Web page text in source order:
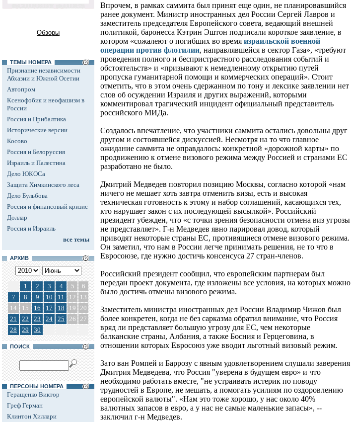
Обзоры
ТЕМЫ НОМЕРА
Признание независимости
Абхазии и Южной Осетии
Автопром
Ксенофобия и неофашизм в
России
Россия и Прибалтика
Исторические версии
Косово
Россия и Белоруссия
Израиль и Палестина
Дело ЮКОСа
Защита Химкинского леса
Дело Бульбова
Россия и финансовый кризис
Доллар
Россия и Израиль
все темы
АРХИВ
1 2 3 4 5
6
7
8 9 10 11 12
13
14
15 16 17 18 19 20
21
22 23 24 25 26 27
28
29 30
ПОИСК
ПЕРСОНЫ НОМЕРА
Геращенко Виктор
Греф Герман
Клинтон Хиллари
Впрочем, в рамках саммита был принят еще один, не планировавшийся
ранее документ. Министр иностранных дел России Сергей Лавров и
заместитель председателя Европейского совета, ведающий внешней
политикой, баронесса Кэтрин Эштон подписали короткое заявление, в
котором «сожалеют о погибших во время израильской военной
операции против флотилии, направлявшейся в сектор Газа», «требуют
проведения полного и беспристрастного расследования событий и
обстоятельств» и «призывают к немедленному открытию путей
пропуска гуманитарной помощи и коммерческих операций». Стоит
отметить, что в этом очень сдержанном по тону и лексике заявлении нет
слов об осуждении Израиля и других выражений, которыми
комментировал трагический инцидент официальный представитель
российского МИДа.
Создалось впечатление, что участники саммита остались довольны друг
другом и состоявшейся дискуссией. Несмотря на то что главное
ожидание саммита не оправдалось: конкретной «дорожной карты» по
продвижению к отмене визового режима между Россией и странами ЕС
разработано не было.
Дмитрий Медведев повторил позицию Москвы, согласно которой «нам
ничего не мешает хоть завтра отменить визы, есть и высокая
техническая готовность к этому и набор соглашений, касающихся тех,
кто нарушает закон с их последующей высылкой». Российский
президент убежден, что «с точки зрения безопасности отмена виз угрозы
не представляет». Г-н Медведев явно парировал довод, который
приводят некоторые страны ЕС, противящиеся отмене визового режима.
Он заметил, что нам в России легче принимать решения, не то что в
Евросоюзе, где нужно достичь консенсуса 27 стран-членов.
Российский президент сообщил, что европейским партнерам был
передан проект документа, где изложены все условия, на которых можно
было достичь отмены визового режима.
Заместитель министра иностранных дел России Владимир Чижов был
более конкретен, когда не без сарказма обратил внимание, что Россия
вряд ли представляет большую угрозу для ЕС, чем некоторые
балканские страны, Албания, а также Босния и Герцеговина, в
отношении которых Евросоюз уже вводит льготный визовый режим.
Зато ван Ромпей и Баррозу с явным удовлетворением слушали заверения
Дмитрия Медведева, что Россия "уверена в будущем евро» и что
необходимо работать вместе, "не устраивать истерик по поводу
трудностей в Европе, не мешать, а помогать усилиям по оздоровлению
европейской валюты". «Нам это тоже хорошо, у нас около 40%
валютных запасов в евро, а у нас не самые маленькие запасы», --
заключил г-н Медведев.